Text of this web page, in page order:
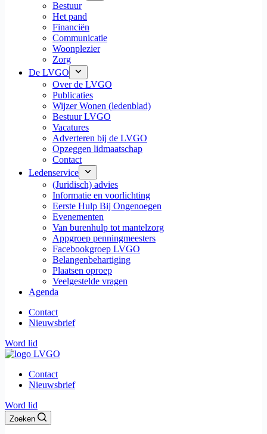
Bestuur
Het pand
Financiën
Communicatie
Woonplezier
Zorg
De LVGO
Over de LVGO
Publicaties
Wijzer Wonen (ledenblad)
Bestuur LVGO
Vacatures
Adverteren bij de LVGO
Opzeggen lidmaatschap
Contact
Ledenservice
(Juridisch) advies
Informatie en voorlichting
Eerste Hulp Bij Ongenoegen
Evenementen
Van burenhulp tot mantelzorg
Appgroep penningmeesters
Facebookgroep LVGO
Belangenbehartiging
Plaatsen oproep
Veelgestelde vragen
Agenda
Contact
Nieuwsbrief
Word lid
Contact
Nieuwsbrief
Word lid
Zoeken